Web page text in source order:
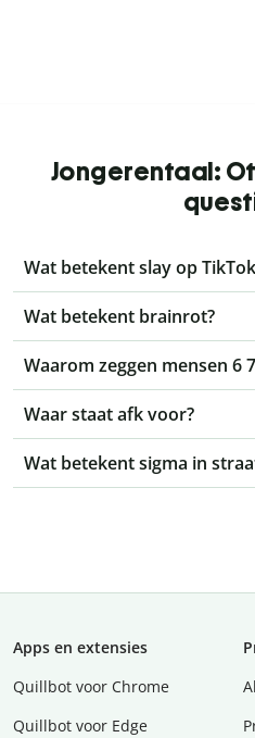
Jongerentaal:
Wat betekent slay op
Wat betekent brainrot?
Waarom zeggen mensen 6
Waar staat afk voor?
Wat betekent sigma in
Apps en extensies
Quillbot voor Chrome
Quillbot voor Edge